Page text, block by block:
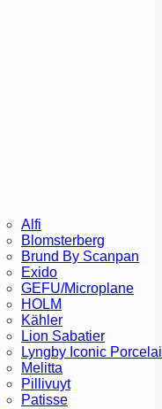
Alfi
Blomsterberg
Brund By Scanpan
Exido
GEFU/Microplane
HOLM
Kähler
Lion Sabatier
Lyngby Iconic
Melitta
Pillivuyt
Patisse